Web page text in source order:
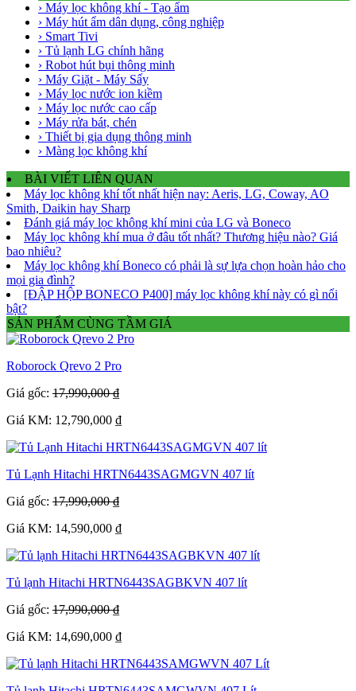
› Máy lọc không khí - Tạo ẩm
› Máy hút ẩm dân dụng, công nghiệp
› Smart Tivi
› Tủ lạnh LG chính hãng
› Robot hút bụi thông minh
› Máy Giặt - Máy Sấy
› Máy lọc nước ion kiềm
› Máy lọc nước cao cấp
› Máy rửa bát, chén
› Thiết bị gia dụng thông minh
› Màng lọc không khí
BÀI VIẾT LIÊN QUAN
Máy lọc không khí tốt nhất hiện nay: Aeris, LG, Coway, AO
Smith, Daikin hay Sharp
Đánh giá máy lọc không khí mini của LG và Boneco
Máy lọc không khí mua ở đâu tốt nhất? Thương hiệu nào? Giá
bao nhiêu?
Máy lọc không khí Boneco có phải là sự lựa chọn hoàn hảo cho
mọi gia đình?
[ĐẬP HỘP BONECO P400] máy lọc không khí này có gì nổi
bật?
SẢN PHẨM CÙNG TẦM GIÁ
Roborock Qrevo 2 Pro
Giá gốc: 17,990,000 ₫
Giá KM: 12,790,000 ₫
Tủ Lạnh Hitachi HRTN6443SAGMGVN 407 lít
Giá gốc: 17,990,000 ₫
Giá KM: 14,590,000 ₫
Tủ lạnh Hitachi HRTN6443SAGBKVN 407 lít
Giá gốc: 17,990,000 ₫
Giá KM: 14,690,000 ₫